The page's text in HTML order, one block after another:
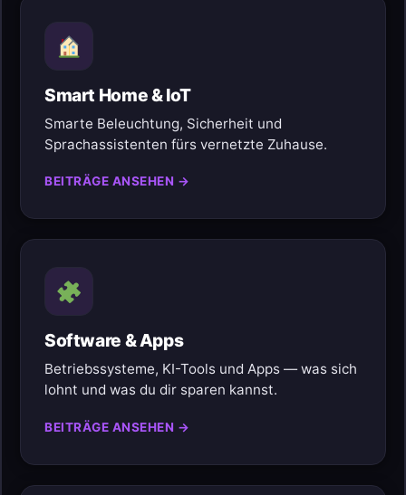
Smart Home & IoT
Smarte Beleuchtung, Sicherheit und
Sprachassistenten fürs vernetzte Zuhause.
BEITRÄGE ANSEHEN →
Software & Apps
Betriebssysteme, KI-Tools und Apps — was sich
lohnt und was du dir sparen kannst.
BEITRÄGE ANSEHEN →